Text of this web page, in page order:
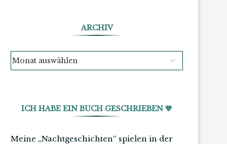
ARCHIV
ICH HABE EIN BUCH GESCHRIEBEN 💙
Meine „Nachtgeschichten“ spielen in der